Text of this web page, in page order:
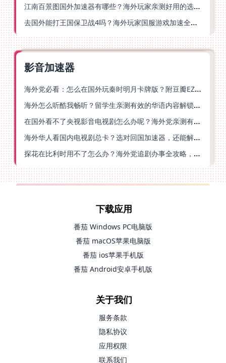
江南百景图国外加速器有哪些？海外玩家亲测好用的选择与避坑指南
去国外能打王国保卫战4吗？海外玩家国服游戏加速全攻略（附公主连结幻想江湖实测）
影音加速器
海外党必看：怎么在国外玩秦时明月卡牌版？附豆瓣EZCast地区限制破解法
海外怎么听酷我畅听？留学生亲测有效的华语内容解锁指南
在国外看不了央视影音电视剧怎么办呢？海外党亲测有效的回国加速方案
海外华人看国内电视剧总卡？选对回国加速器，还能解决菲律宾打不开反诈中心的问题
探花在比利时用不了怎么办？海外党追剧办事全攻略，选对加速器就够了
下载应用
番茄 Windows PC电脑版
番茄 macOS苹果电脑版
番茄 ios苹果手机版
番茄 Android安卓手机版
关于我们
服务条款
隐私协议
应用权限
联系我们